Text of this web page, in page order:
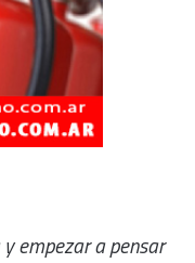
empezar a pensar